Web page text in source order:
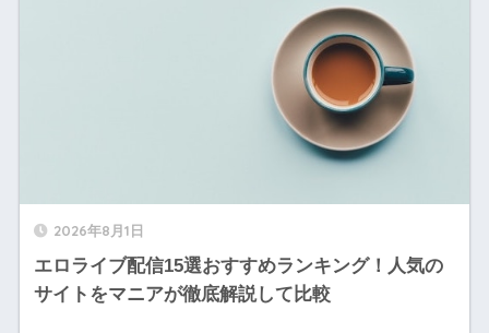
2026年8月1日
エロライブ配信15選おすすめランキング！人気の
サイトをマニアが徹底解説して比較